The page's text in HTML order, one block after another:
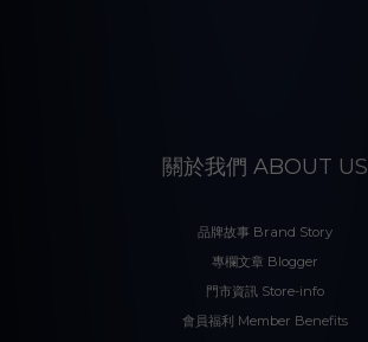
關於我們 ABOUT US
品牌故事 Brand Story
專欄文章 Blogger
門市資訊 Store-info
會員福利 Member Benefits